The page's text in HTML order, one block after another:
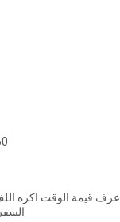
قيمة الوقت اكره